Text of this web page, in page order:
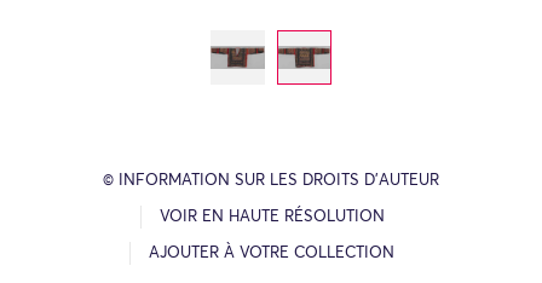
© INFORMATION SUR LES DROITS D’AUTEUR
VOIR EN HAUTE RÉSOLUTION
AJOUTER À VOTRE COLLECTION